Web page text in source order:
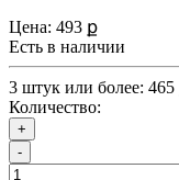
Цена: 493 ք
Есть в наличии
3 штук или более:
Количество:
+
-